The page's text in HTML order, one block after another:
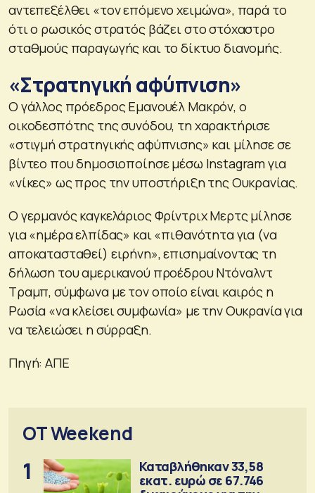
αντεπεξέλθει «τον επόμενο χειμώνα», παρά το
ότι ο ρωσικός στρατός βάζει στο στόχαστρο
σταθμούς παραγωγής και το δίκτυο διανομής.
«Στρατηγική αφύπνιση»
Ο γάλλος πρόεδρος Εμανουέλ Μακρόν, ο
οικοδεσπότης της συνόδου, τη χαρακτήρισε
«στιγμή στρατηγικής αφύπνισης» και μίλησε σε
βίντεο που δημοσιοποίησε μέσω Instagram για
«νίκες» ως προς την υποστήριξη της Ουκρανίας.
Ο γερμανός καγκελάριος Φρίντριχ Μερτς μίλησε
για «ημέρα ελπίδας» και «πιθανότητα για (να
αποκατασταθεί) ειρήνη», επισημαίνοντας τη
δήλωση του αμερικανού προέδρου Ντόναλντ
Τραμπ, σύμφωνα με τον οποίο είναι καιρός η
Ρωσία «να κλείσει συμφωνία» με την Ουκρανία για
να τελειώσει η σύρραξη.
Πηγή: ΑΠΕ
OT Weekend
1
Καταβλήθηκαν 33,58
εκατ. ευρώ σε 67.746